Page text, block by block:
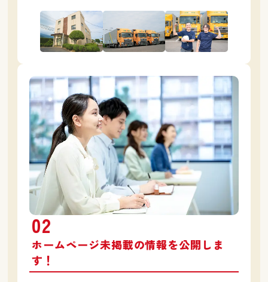
02
ホームページ未掲載の情報を公開しま
す！